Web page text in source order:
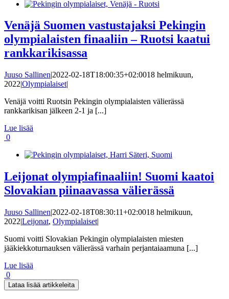
Venäjä Suomen vastustajaksi Pekingin
olympialaisten finaaliin – Ruotsi kaatui
rankkarikisassa
Juuso Sallinen|2022-02-18T18:00:35+02:0018 helmikuun,
2022|Olympialaiset|
Venäjä voitti Ruotsin Pekingin olympialaisten välierässä
rankkarikisan jälkeen 2-1 ja [...]
Lue lisää
0
Leijonat olympiafinaaliin! Suomi kaatoi
Slovakian piinaavassa välierässä
Juuso Sallinen|2022-02-18T08:30:11+02:0018 helmikuun,
2022|Leijonat, Olympialaiset|
Suomi voitti Slovakian Pekingin olympialaisten miesten
jääkiekkoturnauksen välierässä varhain perjantaiaamuna [...]
Lue lisää
0
Lataa lisää artikkeleita